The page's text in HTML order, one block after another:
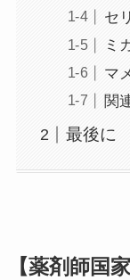
セ
ミ
マ
関
最後に
【薬剤師国